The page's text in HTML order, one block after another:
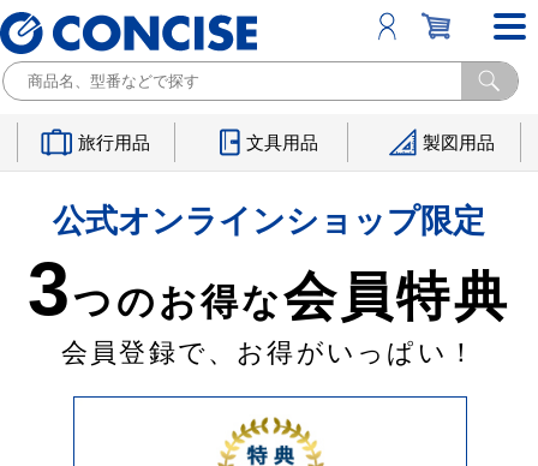
旅行用品 文具用品 製図用品
公式オンラインショップ限定
3つのお得な会員特典
会員登録で、お得がいっぱい！